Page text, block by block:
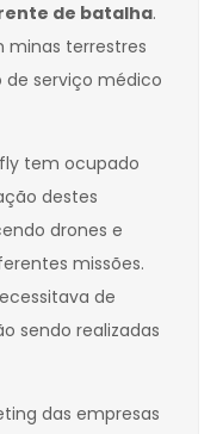
de batalha.
minas terrestres
serviço médico
tem ocupado
destes
drones e
missões.
de
sendo realizadas
das empresas